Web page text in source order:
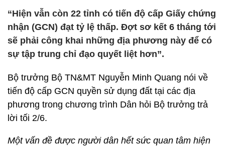
“Hiện vẫn còn 22 tỉnh có tiến độ cấp Giấy chứng
nhận (GCN) đạt tỷ lệ thấp. Đợt sơ kết 6 tháng tới
sẽ phải công khai những địa phương này để có
sự tập trung chỉ đạo quyết liệt hơn”.
Bộ trưởng Bộ TN&MT Nguyễn Minh Quang nói về
tiến độ cấp GCN quyền sử dụng đất tại các địa
phương trong chương trình Dân hỏi Bộ trưởng trả
lời tối 2/6.
Một vấn đề được người dân hết sức quan tâm hiện